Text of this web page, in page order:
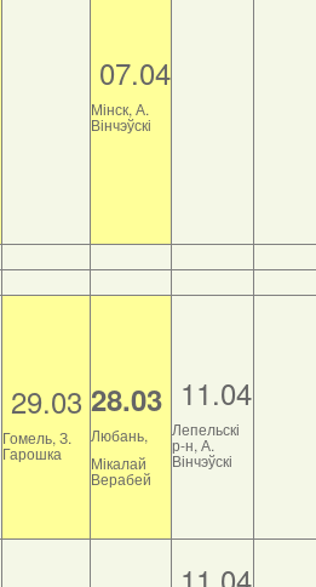
07.04
Мінск, А.
Вінчэўскі
29.03
Гомель, З.
Гарошка
28.03
Любань,
Мікалай
Верабей
11.04
Лепельскі
р-н, А.
Вінчэўскі